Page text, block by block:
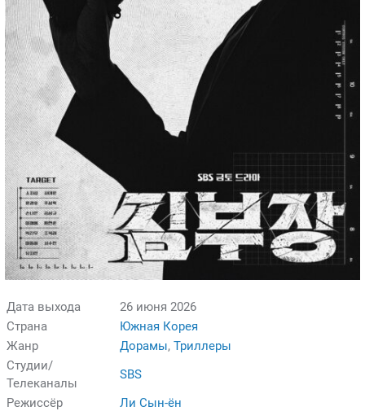
Дата выхода
26 июня 2026
Страна
Южная Корея
Жанр
Дорамы, Триллеры
Студии/
Телеканалы
SBS
Режиссёр
Ли Сын-ён